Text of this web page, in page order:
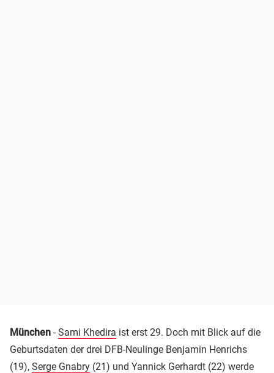
München - Sami Khedira ist erst 29. Doch mit Blick auf die
Geburtsdaten der drei DFB-Neulinge Benjamin Henrichs
(19), Serge Gnabry (21) und Yannick Gerhardt (22) werde